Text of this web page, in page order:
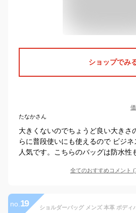
ショップでみ
たなかさん
大きくないのでちょうど良い大きさ
らに普段使いにも使えるので ビジ
人気です。こちらのバッグは防水性
全てのおすすめコメント (
no. 19